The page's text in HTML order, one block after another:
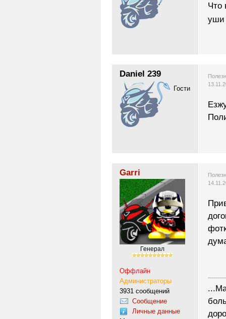
Что
уши
Daniel 239
Гости
Garri
Генерал
Оффлайн
Администраторы
3931 сообщений
Сообщение
Личные данные